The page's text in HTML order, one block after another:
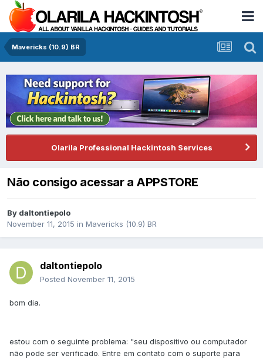
Mavericks (10.9) BR
Olarila Professional Hackintosh Services
Não consigo acessar a APPSTORE
By daltontiepolo
November 11, 2015 in Mavericks (10.9) BR
daltontiepolo
Posted November 11, 2015
bom dia.
estou com o seguinte problema: "seu dispositivo ou computador
não pode ser verificado. Entre em contato com o suporte para